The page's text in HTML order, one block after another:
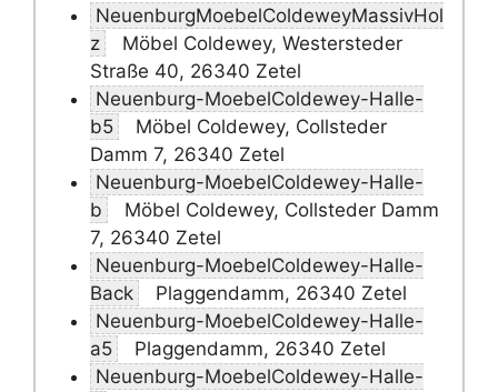
NeuenburgMoebelColdeweyMassivHol
z
Möbel Coldewey, Westersteder
Straße 40, 26340 Zetel
Neuenburg-MoebelColdewey-Halle-
b5
Möbel Coldewey, Collsteder
Damm 7, 26340 Zetel
Neuenburg-MoebelColdewey-Halle-
b
Möbel Coldewey, Collsteder Damm
7, 26340 Zetel
Neuenburg-MoebelColdewey-Halle-
Back
Plaggendamm, 26340 Zetel
Neuenburg-MoebelColdewey-Halle-
a5
Plaggendamm, 26340 Zetel
Neuenburg-MoebelColdewey-Halle-